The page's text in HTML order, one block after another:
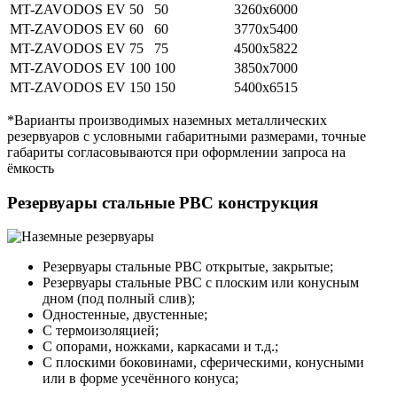
MT-ZAVODOS EV 50
50
3260х6000
MT-ZAVODOS EV 60
60
3770х5400
MT-ZAVODOS EV 75
75
4500х5822
MT-ZAVODOS EV 100 100
3850х7000
MT-ZAVODOS EV 150 150 5400х6515
*Варианты производимых наземных металлических
резервуаров с условными габаритными размерами, точные
габариты согласовываются при оформлении запроса на
ёмкость
Резервуары стальные РВС конструкция
Резервуары стальные РВС открытые, закрытые;
Резервуары стальные РВС с плоским или конусным
дном (под полный слив);
Одностенные, двустенные;
С термоизоляцией;
С опорами, ножками, каркасами и т.д.;
С плоскими боковинами, сферическими, конусными
или в форме усечённого конуса;